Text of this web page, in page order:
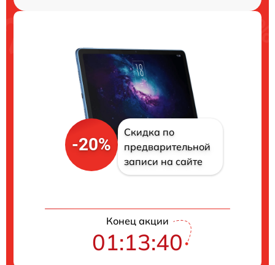
-20%
Скидка по
предварительной
записи на сайте
Конец акции
01:13:39